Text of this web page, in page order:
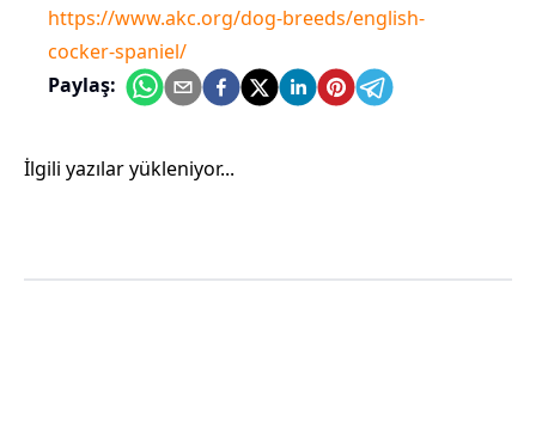
https://www.akc.org/dog-breeds/english-
cocker-spaniel/
Paylaş:
İlgili yazılar yükleniyor...